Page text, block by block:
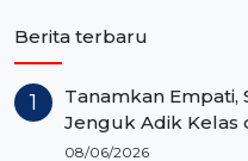
Berita terbaru
Tanamkan Empati,
Jenguk Adik Kelas
08/06/2026